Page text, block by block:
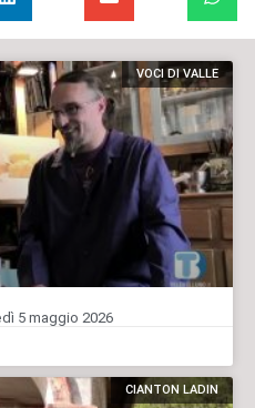
VOCI DI VALLE
5 maggio 2026
CIANTON LADIN